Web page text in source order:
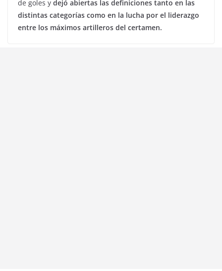
de goles y dejó abiertas las definiciones tanto en las
distintas categorías como en la lucha por el liderazgo
entre los máximos artilleros del certamen.